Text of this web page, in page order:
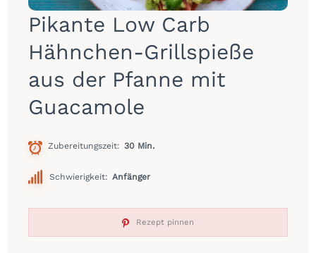
Pikante Low Carb
Hähnchen-Grillspieße
aus der Pfanne mit
Guacamole
Zubereitungszeit 30 Min.
Schwierigkeit: Anfänger
Rezept pinnen